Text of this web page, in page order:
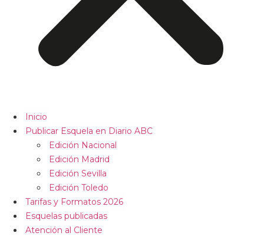
Inicio
Publicar Esquela en Diario ABC
Edición Nacional
Edición Madrid
Edición Sevilla
Edición Toledo
Tarifas y Formatos 2026
Esquelas publicadas
Atención al Cliente